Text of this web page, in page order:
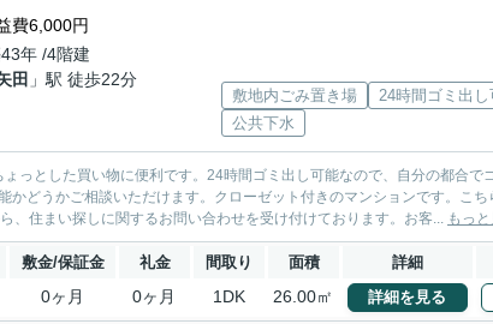
費6,000円
年 /4階建
田 」駅 徒歩22分
敷地内ごみ置き場
24時間ゴミ出し
公共下水
っとした買い物に便利です。24時間ゴミ出し可能なので、自分の都合で
かどうかご相談いただけます。クローゼット付きのマンションです。こち
、住まい探しに関するお問い合わせを受け付けております。お客... もっ
敷金/保証金 礼金 間取り 面積 詳細
0ヶ月 0ヶ月 1DK 26.00㎡ 詳細を見る